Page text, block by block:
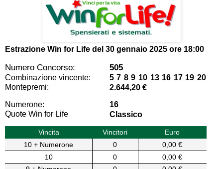
Estrazione Win for Life del 30 gennaio 2025 ore 18:00
Numero Concorso: 505
Combinazione vincente:
5 7 8 9 10 13 16 17 19 20
Montepremi:
2.644,20 €
Numerone:
16
Quote Win for Life
Classico
Vincita Vincitori
Euro
10 + Numerone
0
0,00 €
10
0
0,00 €